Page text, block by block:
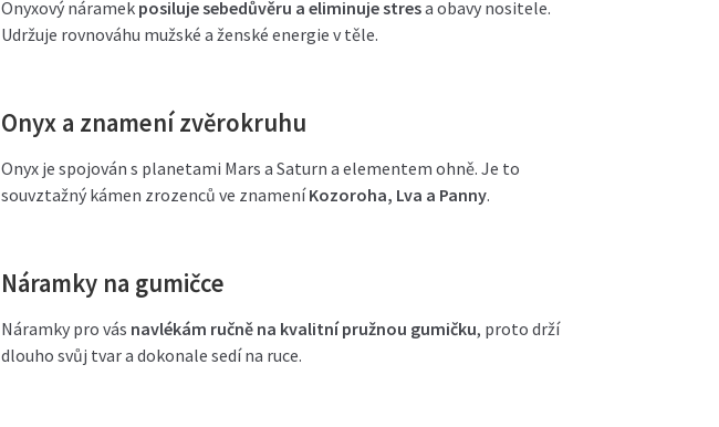
Onyxový náramek posiluje sebedůvěru a eliminuje stresa obavy nositele.
Udržuje rovnováhu mužské a ženské energie v těle.
Onyx a znamení zvěrokruhu
Onyx je spojován s planetami Mars a Saturn a elementem ohně. Je to
souvztažný kámen zrozenců ve znameníKozoroha, Lva a Panny.
Náramky na gumičce
Náramky pro vás navlékám ručně na kvalitní pružnou gumičku, proto drží
dlouho svůj tvar a dokonale sedí na ruce.